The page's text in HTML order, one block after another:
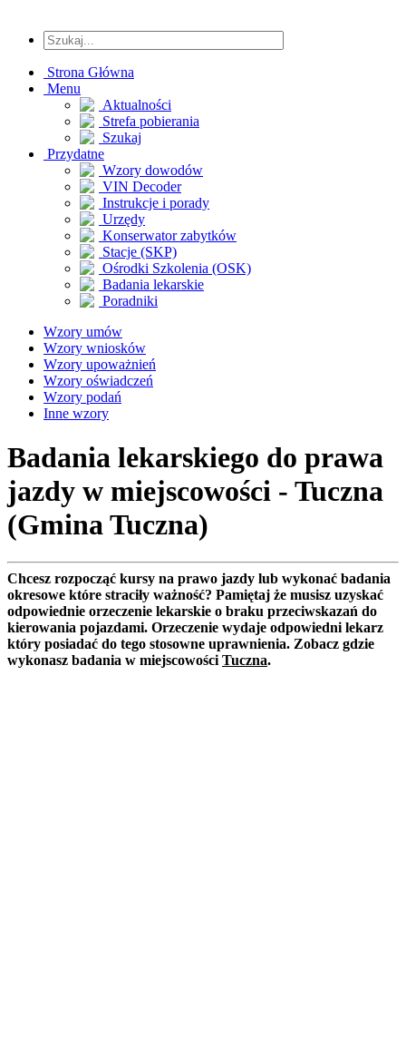
Strona Główna
Menu
Aktualności
Strefa pobierania
Szukaj
Przydatne
Wzory dowodów
VIN Decoder
Instrukcje i porady
Urzędy
Konserwator zabytków
Stacje (SKP)
Ośrodki Szkolenia (OSK)
Badania lekarskie
Poradniki
Wzory umów
Wzory wniosków
Wzory upoważnień
Wzory oświadczeń
Wzory podań
Inne wzory
Badania lekarskiego do prawa
jazdy w miejscowości - Tuczna
(Gmina Tuczna)
Chcesz rozpocząć kursy na prawo jazdy lub wykonać badania
okresowe które straciły ważność? Pamiętaj że musisz uzyskać
odpowiednie orzeczenie lekarskie o braku przeciwskazań do
kierowania pojazdami. Orzeczenie wydaje odpowiedni lekarz
który posiadać do tego stosowne uprawnienia. Zobacz gdzie
wykonasz badania w miejscowości Tuczna.